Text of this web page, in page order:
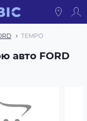
TEMPO
авто FORD